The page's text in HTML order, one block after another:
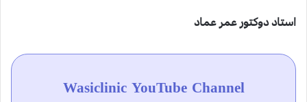
استاد دوکتور عمر عماد
Wasiclinic YouTube Channel